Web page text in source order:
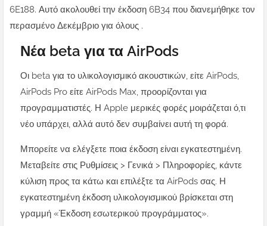
6E188. Αυτό ακολουθεί την έκδοση 6B34 που διανεμήθηκε τον
περασμένο Δεκέμβριο για όλους .
Νέα beta για τα AirPods
Οι beta για το υλικολογισμικό ακουστικών, είτε AirPods,
AirPods Pro είτε AirPods Max, προορίζονται για
προγραμματιστές. Η Apple μερικές φορές μοιράζεται ό,τι
νέο υπάρχει, αλλά αυτό δεν συμβαίνει αυτή τη φορά.
Μπορείτε να ελέγξετε ποια έκδοση είναι εγκατεστημένη.
Μεταβείτε στις Ρυθμίσεις > Γενικά > Πληροφορίες, κάντε
κύλιση προς τα κάτω και επιλέξτε τα AirPods σας. Η
εγκατεστημένη έκδοση υλικολογισμικού βρίσκεται στη
γραμμή «Έκδοση εσωτερικού προγράμματος».